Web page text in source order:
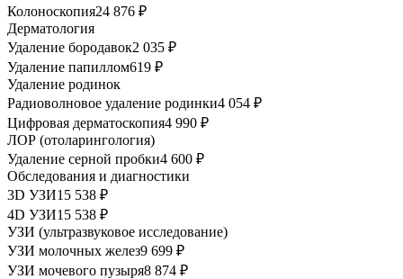
Колоноскопия24 876 ₽
Дерматология
Удаление бородавок2 035 ₽
Удаление папиллом619 ₽
Удаление родинок
Радиоволновое удаление родинки4 054 ₽
Цифровая дерматоскопия4 990 ₽
ЛОР (отоларингология)
Удаление серной пробки4 600 ₽
Обследования и диагностики
3D УЗИ15 538 ₽
4D УЗИ15 538 ₽
УЗИ (ультразвуковое исследование)
УЗИ молочных желез9 699 ₽
УЗИ мочевого пузыря8 874 ₽